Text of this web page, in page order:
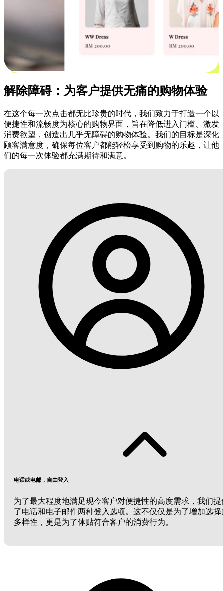
解除障碍：为客户提供无痛的购物体验
在这个每一次点击都无比珍贵的时代，我们致力于打造一个以
便捷性和流畅度为核心的购物界面，旨在降低进入门槛、激发
消费欲望，创造出几乎无障碍的购物体验。我们的目标是深化
顾客满意度，确保每位客户都能轻松享受到购物的乐趣，让他
们的每一次体验都充满期待和满意。
电话或电邮，自由登入
为了最大程度地满足现今客户对便捷性的高度需求，我们提
了电话和电子邮件两种登入选项。这不仅仅是为了增加选择
多样性，更是为了体贴符合客户的消费行为。